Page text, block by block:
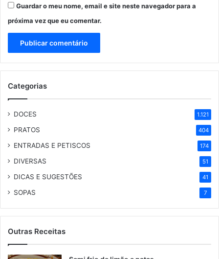
Guardar o meu nome, email e site neste navegador para a
próxima vez que eu comentar.
Categorias
DOCES 1.121
PRATOS 404
ENTRADAS E PETISCOS 174
DIVERSAS 51
DICAS E SUGESTÕES 41
SOPAS 7
Outras Receitas